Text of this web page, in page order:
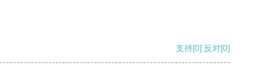
支持[0] 反对[0]